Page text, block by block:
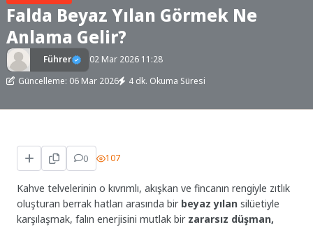
Falda Beyaz Yılan Görmek Ne
Anlama Gelir?
Führer
02 Mar 2026 11:28
Güncelleme: 06 Mar 2026
4 dk. Okuma Süresi
0 107
Kahve telvelerinin o kıvrımlı, akışkan ve fincanın rengiyle zıtlık
oluşturan berrak hatları arasında bir beyaz yılan silüetiyle
karşılaşmak, falın enerjisini mutlak bir zararsız düşman,